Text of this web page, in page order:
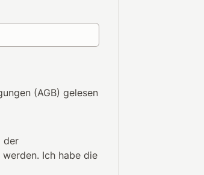
(AGB) gelesen
der
Ich habe die